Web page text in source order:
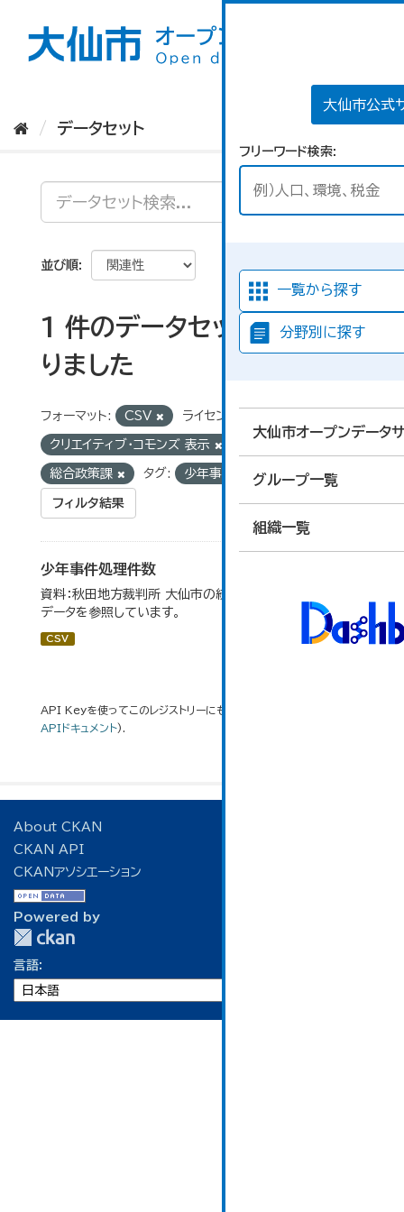
大仙市公式
フリーワード検索
一覧から探す
分野別に探す
大仙市オープンデータ
グループ一覧
組織一覧
データセット
並び順
1 件のデータセットが見つか
りました
フォーマット: CSV ライセンス:
クリエイティブ・コモンズ 表示
総合政策課 タグ: 少年事件
フィルタ結果
少年事件処理件数
資料：秋田地方裁判所 大仙市の統計「12-16 少年事件」の
データを参照しています。
CSV
API Keyを使ってこのレジストリーにもアクセス可能です
APIドキュメント).
About CKAN
CKAN API
CKANアソシエーション
Powered by
言語